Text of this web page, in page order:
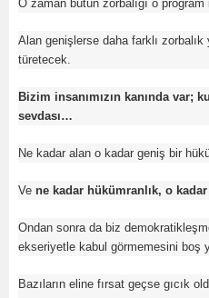
O zaman bütün zorbalığı o
Alan genişlerse daha farklı
türetecek.
Bizim insanımızın kanında var;
sevdası…
Ne kadar alan o kadar geniş bir
Ve ne kadar hükümranlık, o
Ondan sonra da biz
ekseriyetle kabul görmemesini boş
Bazıların eline fırsat geçse gıcık